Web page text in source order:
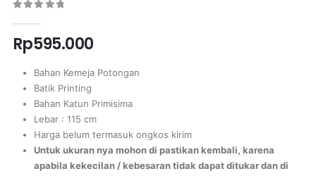
Rp595.000
Bahan Kemeja Potongan
Batik Printing
Bahan Katun Primisima
Lebar : 115 cm
Harga belum termasuk ongkos kirim
Untuk ukuran nya mohon di pastikan kembali, karena
apabila kekecilan / kebesaran tidak dapat ditukar dan di